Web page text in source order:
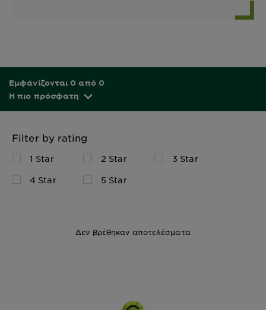
Εμφάνίζονται 0 από 0
Η πιο πρόσφατη
Filter by rating
1 Star 2 Star
3 Star
4 Star
5 Star
Δεν βρέθηκαν αποτελέσματα